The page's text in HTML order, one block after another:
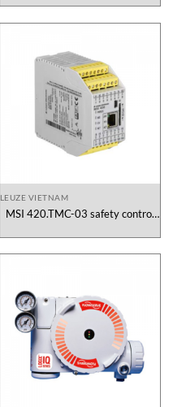
LEUZE VIETNAM
MSI 420.TMC-03 safety control